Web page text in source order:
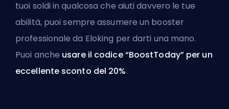
tuoi soldi in qualcosa che aiuti davvero le tue
abilità, puoi sempreassumere un booster
professionale da Eloking per darti una mano.
Puoi anche usare il codice “BoostToday” per un
eccellente sconto del 20%.